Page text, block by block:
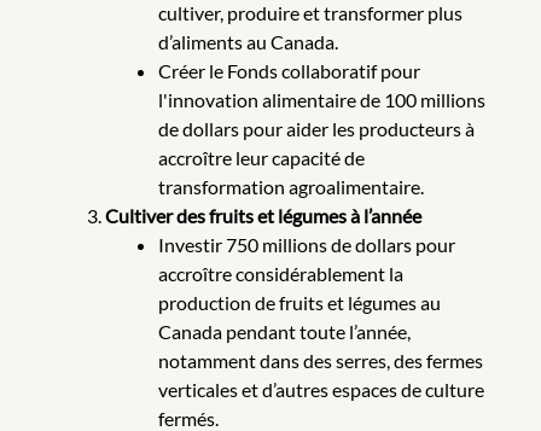
cultiver, produire et transformer plus
d’aliments au Canada.
Créer le Fonds collaboratif pour
l'innovation alimentaire de 100 millions
de dollars pour aider les producteurs à
accroître leur capacité de
transformation agroalimentaire.
Cultiver des fruits et légumes à l’année
Investir 750 millions de dollars pour
accroître considérablement la
production de fruits et légumes au
Canada pendant toute l’année,
notamment dans des serres, des fermes
verticales et d’autres espaces de culture
fermés.